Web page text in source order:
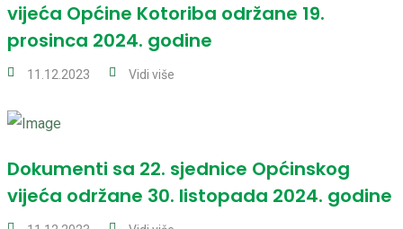
vijeća Općine Kotoriba održane 19.
prosinca 2024. godine
11.12.2023 Vidi više
Dokumenti sa 22. sjednice Općinskog
vijeća održane 30. listopada 2024. godine